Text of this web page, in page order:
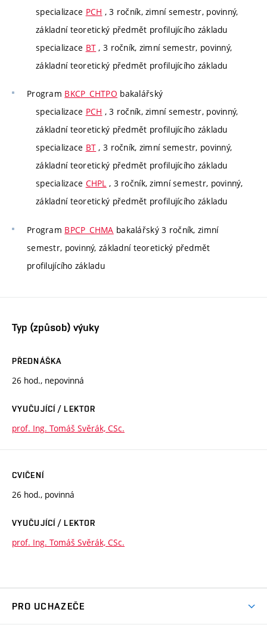
specializace PCH , 3 ročník, zimní semestr, povinný,
základní teoretický předmět profilujícího základu
specializace BT , 3 ročník, zimní semestr, povinný,
základní teoretický předmět profilujícího základu
Program BKCP_CHTPO bakalářský
specializace PCH , 3 ročník, zimní semestr, povinný,
základní teoretický předmět profilujícího základu
specializace BT , 3 ročník, zimní semestr, povinný,
základní teoretický předmět profilujícího základu
specializace CHPL , 3 ročník, zimní semestr, povinný,
základní teoretický předmět profilujícího základu
Program BPCP_CHMA bakalářský 3 ročník, zimní
semestr, povinný, základní teoretický předmět
profilujícího základu
Typ (způsob) výuky
PŘEDNÁŠKA
26 hod., nepovinná
VYUČUJÍCÍ / LEKTOR
prof. Ing. Tomáš Svěrák, CSc.
CVIČENÍ
26 hod., povinná
VYUČUJÍCÍ / LEKTOR
prof. Ing. Tomáš Svěrák, CSc.
PRO UCHAZEČE